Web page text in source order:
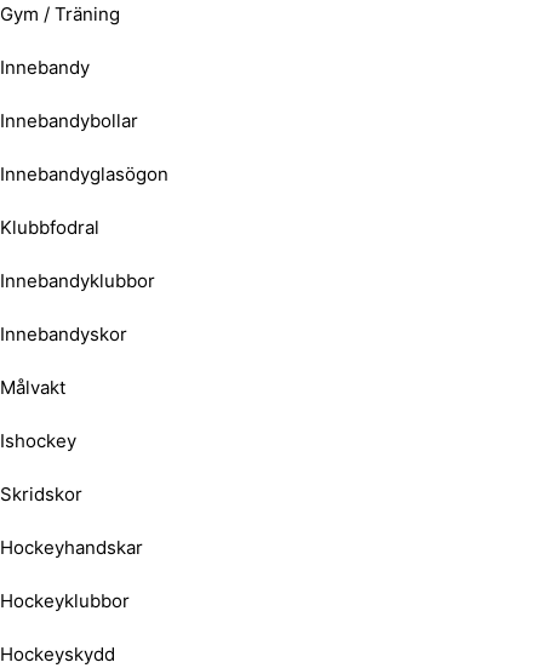
Gym / Träning
Innebandy
Innebandybollar
Innebandyglasögon
Klubbfodral
Innebandyklubbor
Innebandyskor
Målvakt
Ishockey
Skridskor
Hockeyhandskar
Hockeyklubbor
Hockeyskydd